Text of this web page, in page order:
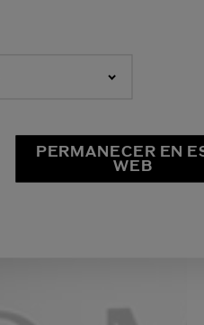
PERMANECER EN
WEB